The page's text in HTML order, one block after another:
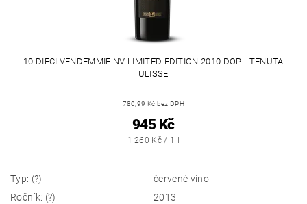
10 DIECI VENDEMMIE NV LIMITED EDITION 2010 DOP - TENUTA
ULISSE
780,99 Kč bez DPH
945 Kč
1 260 Kč / 1 l
Typ: (?)
červené víno
Ročník: (?)
2013